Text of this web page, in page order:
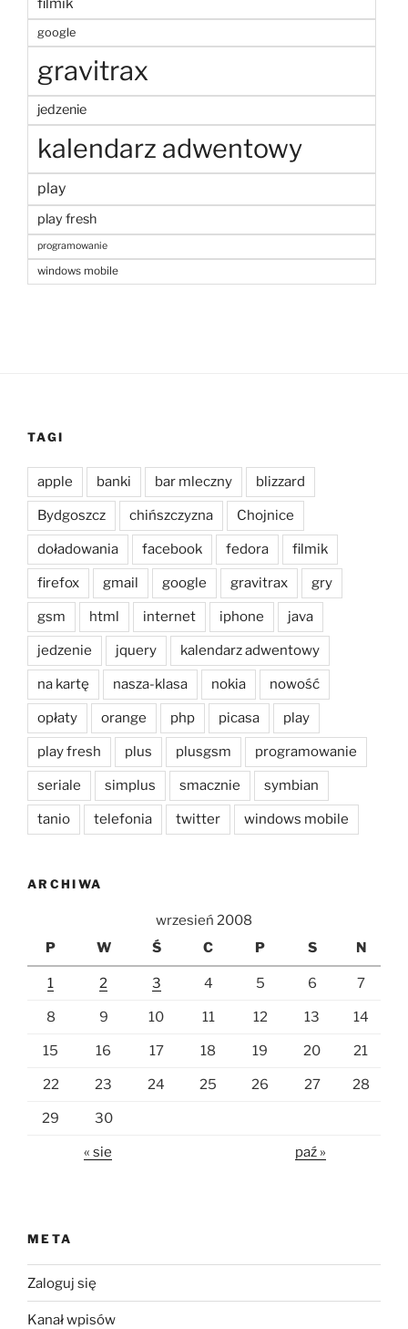
google
gravitrax
jedzenie
kalendarz adwentowy
play
play fresh
programowanie
windows mobile
TAGI
apple banki bar mleczny blizzard
Bydgoszcz chińszczyzna Chojnice
doładowania facebook fedora filmik
firefox gmail google gravitrax gry
gsm html internet iphone java
jedzenie jquery kalendarz adwentowy
na kartę nasza-klasa nokia nowość
opłaty orange php picasa play
play fresh plus plusgsm programowanie
seriale simplus smacznie symbian
tanio telefonia twitter windows mobile
ARCHIWA
wrzesień 2008
P
W Ś C P S N
1 2 3 4 5 6 7
8 9 10 11 12 13 14
15 16 17 18 19 20 21
22 23 24 25 26 27 28
29 30
« sie paź »
META
Zaloguj się
Kanał wpisów